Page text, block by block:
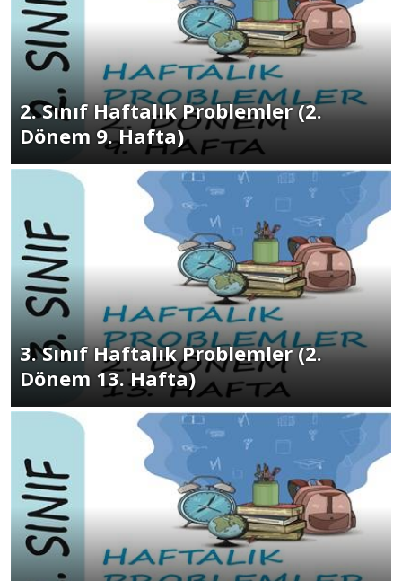
2. Sınıf Haftalık Problemler (2.
Dönem 9. Hafta)
3. Sınıf Haftalık Problemler (2.
Dönem 13. Hafta)